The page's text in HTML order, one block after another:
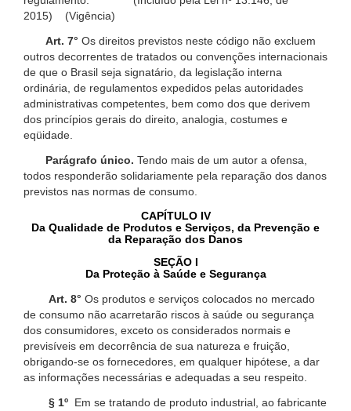
2015) (Vigência)
Art. 7° Os direitos previstos neste código não excluem
outros decorrentes de tratados ou convenções internacionais
de que o Brasil seja signatário, da legislação interna
ordinária, de regulamentos expedidos pelas autoridades
administrativas competentes, bem como dos que derivem
dos princípios gerais do direito, analogia, costumes e
eqüidade.
Parágrafo único. Tendo mais de um autor a ofensa,
todos responderão solidariamente pela reparação dos danos
previstos nas normas de consumo.
CAPÍTULO IV
Da Qualidade de Produtos e Serviços, da Prevenção e
da Reparação dos Danos
SEÇÃO I
Da Proteção à Saúde e Segurança
Art. 8° Os produtos e serviços colocados no mercado
de consumo não acarretarão riscos à saúde ou segurança
dos consumidores, exceto os considerados normais e
previsíveis em decorrência de sua natureza e fruição,
obrigando-se os fornecedores, em qualquer hipótese, a dar
as informações necessárias e adequadas a seu respeito.
§ 1º Em se tratando de produto industrial, ao fabricante